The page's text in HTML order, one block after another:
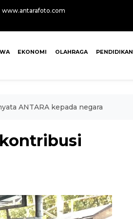
www.antarafoto.com
EKONOMI OLAHRAGA PENDIDIKAN
ANTARA kepada negara